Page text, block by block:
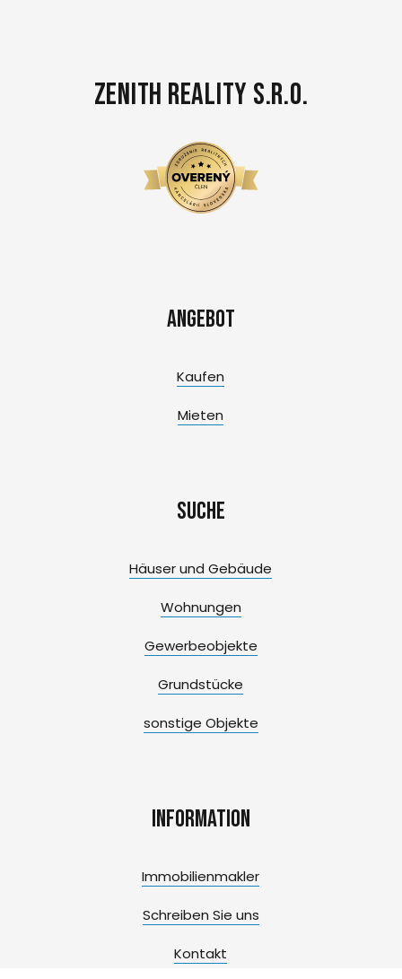
Zenith Reality s.r.o.
Angebot
Kaufen
Mieten
Suche
Häuser und Gebäude
Wohnungen
Gewerbeobjekte
Grundstücke
sonstige Objekte
Information
Immobilienmakler
Schreiben Sie uns
Kontakt